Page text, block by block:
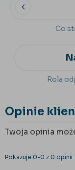
Co
Rola
Opinie
Twoja opinia
Pokazuje 0-0 z 0 opinii